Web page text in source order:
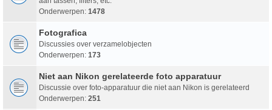
Onderwerpen: 1478
Fotografica
Discussies over verzamelobjecten
Onderwerpen: 173
Niet aan Nikon gerelateerde foto apparatuur
Discussie over foto-apparatuur die niet aan Nikon is gerelateerd
Onderwerpen: 251